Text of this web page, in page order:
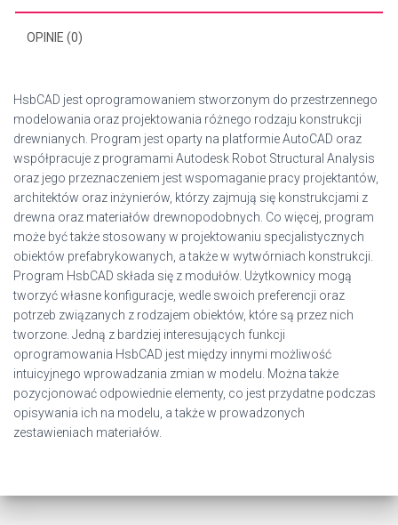
OPINIE (0)
HsbCAD jest oprogramowaniem stworzonym do przestrzennego
modelowania oraz projektowania różnego rodzaju konstrukcji
drewnianych. Program jest oparty na platformie AutoCAD oraz
współpracuje z programami Autodesk Robot Structural Analysis
oraz jego przeznaczeniem jest wspomaganie pracy projektantów,
architektów oraz inżynierów, którzy zajmują się konstrukcjami z
drewna oraz materiałów drewnopodobnych. Co więcej, program
może być także stosowany w projektowaniu specjalistycznych
obiektów prefabrykowanych, a także w wytwórniach konstrukcji.
Program HsbCAD składa się z modułów. Użytkownicy mogą
tworzyć własne konfiguracje, wedle swoich preferencji oraz
potrzeb związanych z rodzajem obiektów, które są przez nich
tworzone. Jedną z bardziej interesujących funkcji
oprogramowania HsbCAD jest między innymi możliwość
intuicyjnego wprowadzania zmian w modelu. Można także
pozycjonować odpowiednie elementy, co jest przydatne podczas
opisywania ich na modelu, a także w prowadzonych
zestawieniach materiałów.